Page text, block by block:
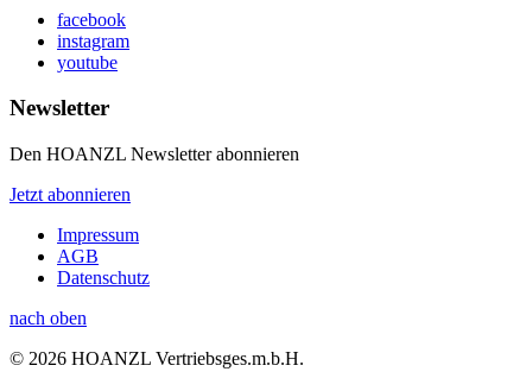
facebook
instagram
youtube
Newsletter
Den HOANZL Newsletter abonnieren
Jetzt abonnieren
Impressum
AGB
Datenschutz
nach oben
© 2026 HOANZL Vertriebsges.m.b.H.